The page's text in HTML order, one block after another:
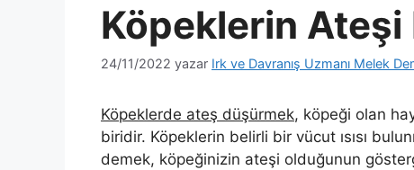
Köpeklerin Ateşi
24/11/2022 yazar Irk ve Davranış Uzmanı Melek
Köpeklerde ateş düşürmek, köpeği olan
biridir. Köpeklerin belirli bir vücut ısısı
demek, köpeğinizin ateşi olduğunun